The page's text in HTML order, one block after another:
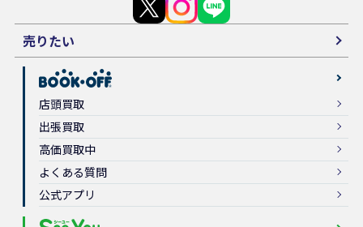
売りたい
店頭買取
出張買取
高価買取中
よくある質問
公式アプリ